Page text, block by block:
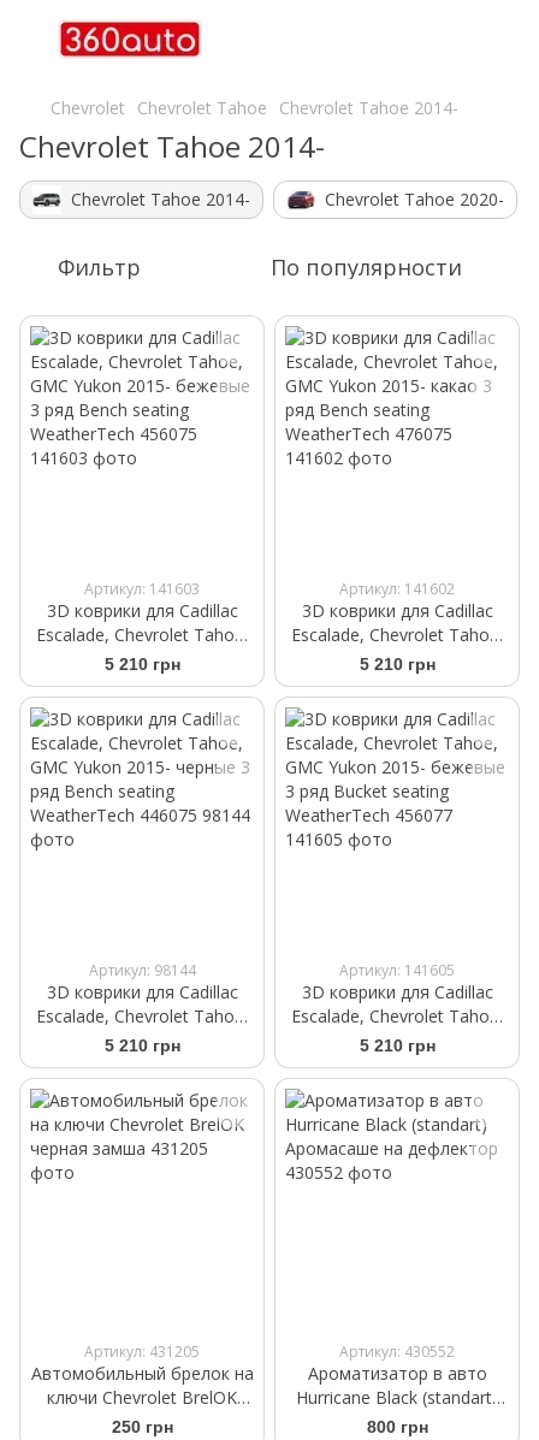
Chevrolet Chevrolet Tahoe Chevrolet Tahoe 2014-
Chevrolet Tahoe 2014-
Chevrolet Tahoe 2014- Chevrolet Tahoe 2020-
Фильтр По популярности
Артикул: 141603
3D коврики для Cadillac
Escalade, Chevrolet Tahoe,
GMC Yukon 2015- бежевые
3 ряд Bench seating
WeatherTech 456075
5 210 грн
Артикул: 141602
3D коврики для Cadillac
Escalade, Chevrolet Tahoe,
GMC Yukon 2015- какао 3
ряд Bench seating
WeatherTech 476075
5 210 грн
Артикул: 98144
3D коврики для Cadillac
Escalade, Chevrolet Tahoe,
GMC Yukon 2015- черные 3
ряд Bench seating
WeatherTech 446075
5 210 грн
Артикул: 141605
3D коврики для Cadillac
Escalade, Chevrolet Tahoe,
GMC Yukon 2015- бежевые
3 ряд Bucket seating
5 210 грн
Артикул: 431205
Автомобильный брелок на
ключи Chevrolet BrelOK
черная замша
250 грн
Артикул: 430552
Ароматизатор в авто
Hurricane Black (standart)
Аромасаше на дефлектор
800 грн